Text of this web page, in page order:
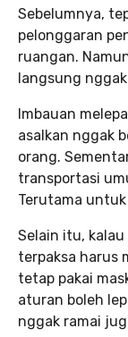
Sebelumnya,
pelonggaran
ruangan.
langsung
Imbauan
asalkan nggak
orang.
transportasi
Terutama
Selain itu,
terpaksa harus
tetap pakai
aturan boleh
nggak ramai